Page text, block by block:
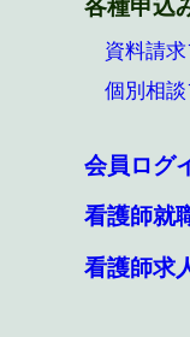
各種申込
資料請
個別相
会員ログ
看護師就
看護師求